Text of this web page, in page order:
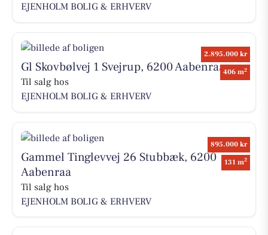
EJENHOLM BOLIG & ERHVERV
2.895.000 kr
406 m2
Gl Skovbølvej 1 Svejrup, 6200 Aabenraa
Til salg hos
EJENHOLM BOLIG & ERHVERV
895.000 kr
131 m2
Gammel Tinglevvej 26 Stubbæk, 6200
Aabenraa
Til salg hos
EJENHOLM BOLIG & ERHVERV